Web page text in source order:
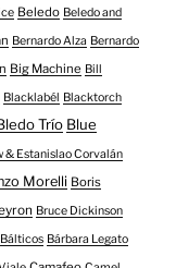
Beledo Beledo and
Bernardo Alza Bernardo
Big Machine Bill
Blacklabél Blacktorch
Trío Blue
& Estanislao Corvalán
Morelli Boris
Bruce Dickinson
Bálticos Bárbara Legato